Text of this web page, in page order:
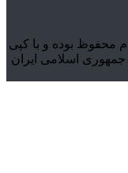
محفوظ بوده و با کپی
جمهوری اسلامی ایران